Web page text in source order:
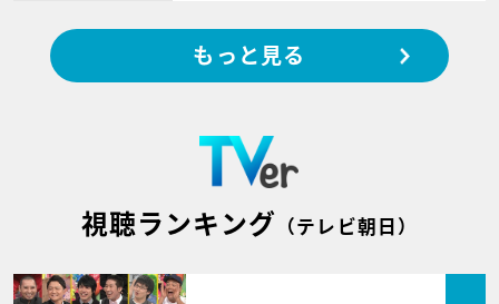
もっと見る
視聴ランキング （テレビ朝日）